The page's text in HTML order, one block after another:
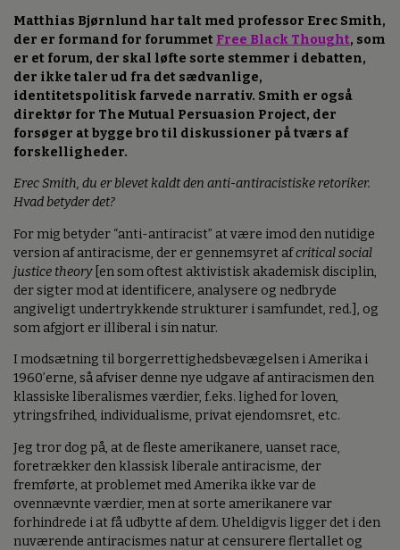
Matthias Bjørnlund har talt med professor Erec Smith,
der er formand for forummet Free Black Thought, som
er et forum, der skal løfte sorte stemmer i debatten,
der ikke taler ud fra det sædvanlige,
identitetspolitisk farvede narrativ. Smith er også
direktør for The Mutual Persuasion Project, der
forsøger at bygge bro til diskussioner på tværs af
forskelligheder.
Erec Smith, du er blevet kaldt den anti-antiracistiske retoriker.
Hvad betyder det?
For mig betyder “anti-antiracist” at være imod den nutidige
version af antiracisme, der er gennemsyret afcritical social
justice theory [en som oftest aktivistisk akademisk disciplin,
der sigter mod at identificere, analysere og nedbryde
angiveligt undertrykkende strukturer i samfundet, red.], og
som afgjort er illiberal i sin natur.
I modsætning til borgerrettighedsbevægelsen i Amerika i
1960’erne, så afviser denne nye udgave af antiracismen den
klassiske liberalismes værdier, f.eks. lighed for loven,
ytringsfrihed, individualisme, privat ejendomsret, etc.
Jeg tror dog på, at de fleste amerikanere, uanset race,
foretrækker den klassisk liberale antiracisme, der
fremførte, at problemet med Amerika ikke var de
ovennævnte værdier, men at sorte amerikanere var
forhindrede i at få udbytte af dem. Uheldigvis ligger det i den
nuværende antiracismes natur at censurere flertallet og